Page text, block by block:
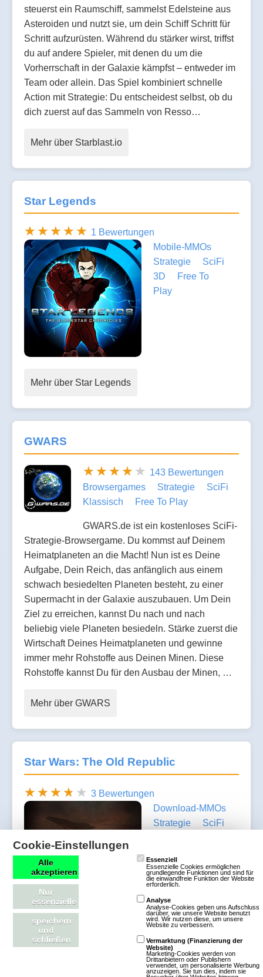
steuerst ein Raumschiff, sammelst Edelsteine aus
Asteroiden und nutzt sie, um dein Schiff Schritt für
Schritt aufzurüsten. Während du stärker wirst, triffst
du auf andere Spieler, mit denen du um die
Vorherrschaft in der Galaxie kämpfst – entweder im
Team oder allein. Das Spiel kombiniert schnelle
Action mit Strategie: Du entscheidest selbst, ob du
dich zuerst auf das Sammeln von Resso…
Mehr über Starblast.io
Star Legends
1 Bewertungen
Mobile-MMOs
Strategie
SciFi
3D
Free To
Play
Mehr über Star Legends
GWARS
143 Bewertungen
Browsergames
Strategie
SciFi
Klassisch
Free To Play
GWARS.de ist ein kostenloses SciFi-
Strategie-Browsergame. Du kommst auf Deinem
Heimatplaneten an die Macht! Nun ist es Deine
Aufgabe, Dein Reich, das anfänglich aus einem
schwach besiedelten Planeten besteht, zu einer
Supermacht in der Galaxie auszubauen. Um Dein
Ziel zu erreichen, kannst Du nach und nach
beliebig viele Planeten besiedeln. Stärke zuerst die
Wirtschaft Deines Heimatplaneten und gewinne
immer mehr Rohstoffe aus Deinen Minen. Diese
Rohstoffe kannst Du für den Ausbau der Minen, …
Mehr über GWARS
Star Wars: The Old Republic
3 Bewertungen
Download-MMOs
Strategie
SciFi
Spielt Star Wars™:
The Old Republic™
zum Helden eurer
ganz persönlichen
einem storybasierten Massively Multiplayer Online
Game von BioWare und LucasArts. Erkundet eine
Cookie-Einstellungen
Alle
akzeptieren
Nur
essenzielle
speichern
und
schließen
Essenziell
Essenzielle Cookies ermöglichen
grundlegende Funktionen und sind für
die einwandfreie Funktion der Website
erforderlich.
Analyse
Analyse-Cookies geben uns Aufschluss
darüber, wie unsere Website benutzt
wird. Wir nutzen diese, um unsere
Website zu verbessern.
Vermarktung (Finanzierung der
Website)
Marketing-Cookies werden von
Drittanbietern oder Publishern
verwendet, um personalisierte Werbung
anzuzeigen. Sie tun dies, indem sie